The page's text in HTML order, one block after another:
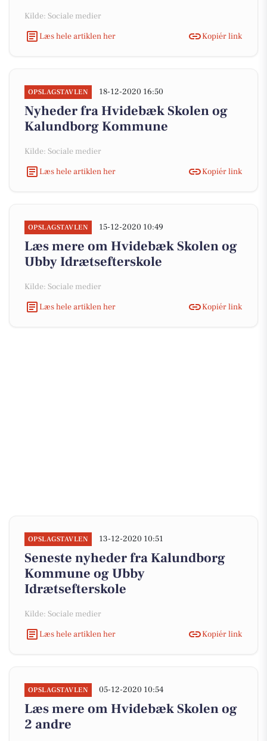
Kilde: Sociale medier
Læs hele artiklen her
Kopiér link
OPSLAGSTAVLEN 18-12-2020 16:50
Nyheder fra Hvidebæk Skolen og
Kalundborg Kommune
Kilde: Sociale medier
Læs hele artiklen her
Kopiér link
OPSLAGSTAVLEN 15-12-2020 10:49
Læs mere om Hvidebæk Skolen og
Ubby Idrætsefterskole
Kilde: Sociale medier
Læs hele artiklen her
Kopiér link
OPSLAGSTAVLEN 13-12-2020 10:51
Seneste nyheder fra Kalundborg
Kommune og Ubby
Idrætsefterskole
Kilde: Sociale medier
Læs hele artiklen her
Kopiér link
OPSLAGSTAVLEN 05-12-2020 10:54
Læs mere om Hvidebæk Skolen og
2 andre